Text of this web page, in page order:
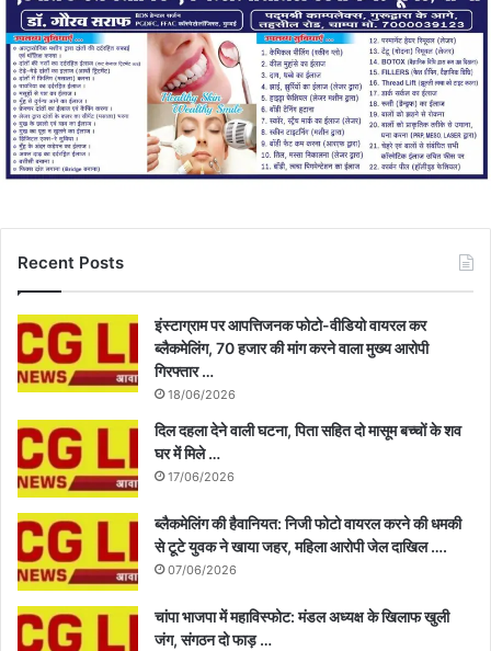
Recent Posts
इंस्टाग्राम पर आपत्तिजनक फोटो-वीडियो वायरल कर
ब्लैकमेलिंग, 70 हजार की मांग करने वाला मुख्य आरोपी
गिरफ्तार …
18/06/2026
दिल दहला देने वाली घटना, पिता सहित दो मासूम बच्चों के शव
घर में मिले …
17/06/2026
ब्लैकमेलिंग की हैवानियत: निजी फोटो वायरल करने की धमकी
से टूटे युवक ने खाया जहर, महिला आरोपी जेल दाखिल ….
07/06/2026
चांपा भाजपा में महाविस्फोट: मंडल अध्यक्ष के खिलाफ खुली
जंग, संगठन दो फाड़ …